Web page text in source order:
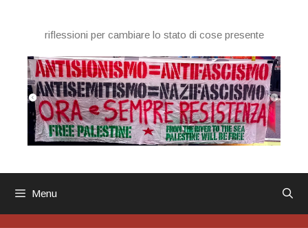
contenutoriflessioni per cambiare lo stato di cose presente
Menu